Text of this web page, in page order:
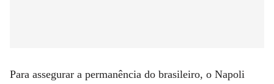
Para assegurar a permanência do brasileiro, o Napoli